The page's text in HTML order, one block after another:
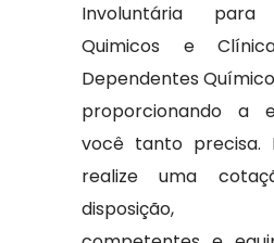
Involuntária para
Quimicos e
Dependentes
proporcionando a
você tanto precisa.
realize uma
disposição,